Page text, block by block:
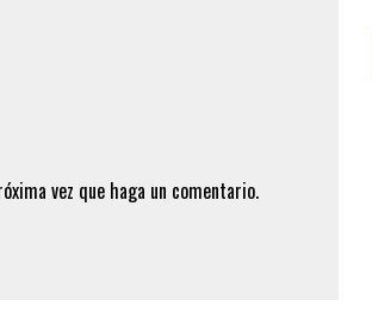
vez que haga un comentario.